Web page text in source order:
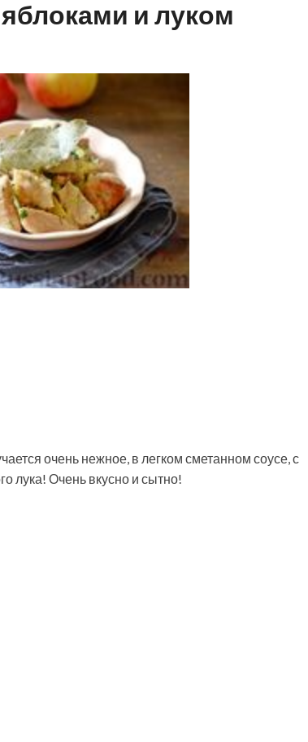
и луком
очень нежное, в легком сметанном соусе, с
лука! Очень вкусно и сытно!